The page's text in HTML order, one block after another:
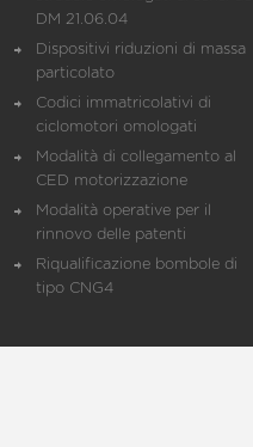
DM 21.06.04
Dispositivi riduzioni di massa
particolato
Codici immatricolativi di
ciclomotori omologati
Modalità di collegamento al
CED motorizzazione
Modalità operative per il
rinnovo delle patenti
Riqualificazione bombole di
tipo CNG4